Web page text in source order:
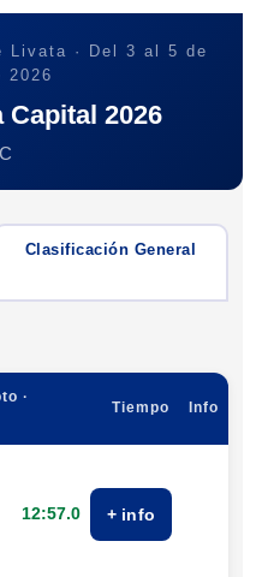
Livata · Del 3 al 5 de
2026
Capital 2026
Clasificación General
·
Tiempo Info
12:57.0 + info